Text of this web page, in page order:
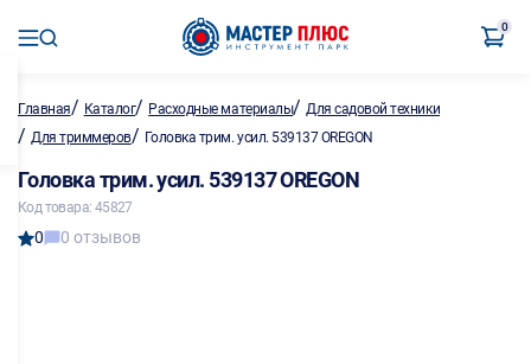
0
Главная/ Каталог/ Расходные материалы/Для садовой техники
/ Для триммеров/ Головка трим. усил. 539137 OREGON
Головка трим. усил. 539137 OREGON
Код товара: 45827
0 0 отзывов